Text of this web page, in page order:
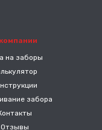
на заборы
забора
Отзывы